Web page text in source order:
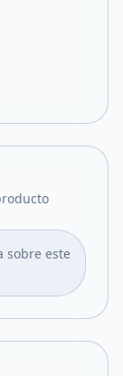
sobre este